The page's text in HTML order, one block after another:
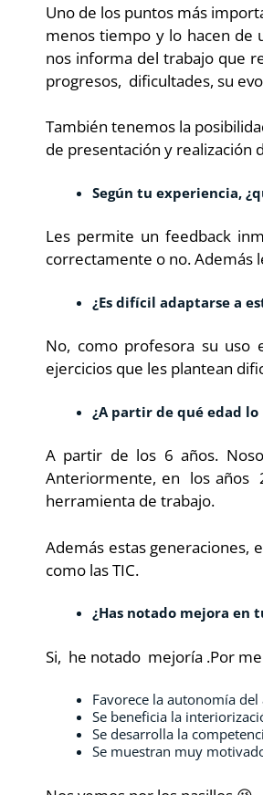
Uno de los puntos más
menos tiempo y lo hacen de
nos informa del trabajo que
progresos, dificultades, su
También tenemos la
de presentación y realización
Según tu experiencia,
Les permite un feedback
correctamente o no. Además
¿Es difícil adaptarse a
No, como profesora su uso
ejercicios que les plantean
¿A partir de qué edad
A partir de los 6 años.
Anteriormente, en los años
herramienta de trabajo.
Además estas generaciones,
como las TIC.
¿Has notado mejora en
Si, he notado mejoría .Por
Favorece la autonomía
Se beneficia la
Se desarrolla la
Se muestran muy